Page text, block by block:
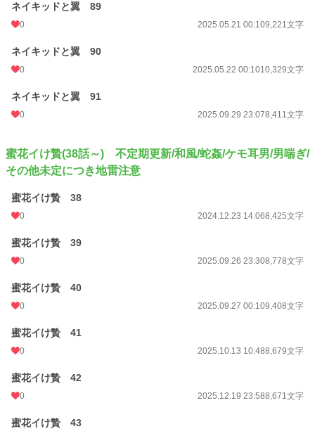
ネイキッドと翼 89
0 2025.05.21 00:109,221文字
ネイキッドと翼 90
0 2025.05.22 00:1010,329文字
ネイキッドと翼 91
0 2025.09.29 23:078,411文字
蜜花イけ贄(38話～) 不定期更新/和風/蛇姦/ケモ耳男/男喘ぎ/
その他未定につき地雷注意
蜜花イけ贄 38
0 2024.12.23 14:068,425文字
蜜花イけ贄 39
0 2025.09.26 23:308,778文字
蜜花イけ贄 40
0 2025.09.27 00:109,408文字
蜜花イけ贄 41
0 2025.10.13 10:488,679文字
蜜花イけ贄 42
0 2025.12.19 23:588,671文字
蜜花イけ贄 43